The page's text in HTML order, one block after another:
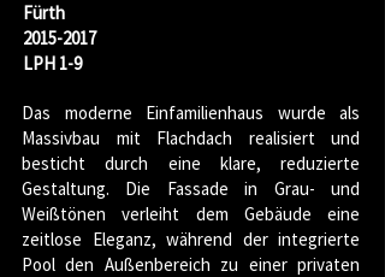
Fürth
2015-2017
LPH 1-9
Das moderne Einfamilienhaus wurde als
Massivbau mit Flachdach realisiert und
besticht durch eine klare, reduzierte
Gestaltung. Die Fassade in Grau- und
Weißtönen verleiht dem Gebäude eine
zeitlose Eleganz, während der integrierte
Pool den Außenbereich zu einer privaten